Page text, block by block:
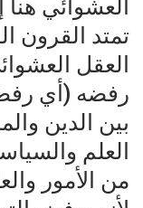
العشوائي
تمتد القرون
العقل
رفضه (أي
بين الدين
العلم
من الأمور